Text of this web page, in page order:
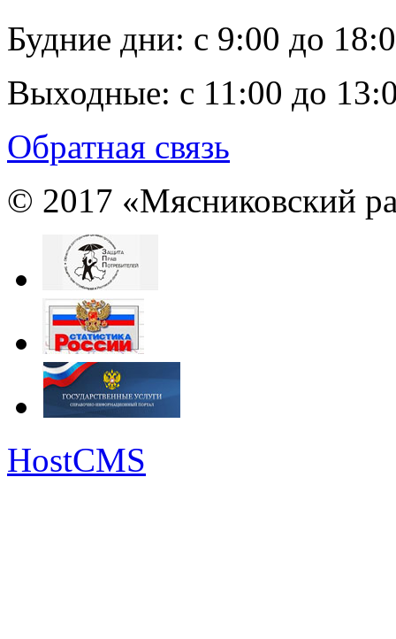
Будние дни: c 9:00 до
Выходные: с 11:00 до
Обратная связь
© 2017 «Мясниковский
HostCMS